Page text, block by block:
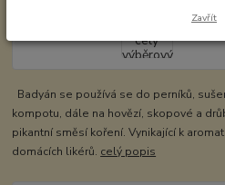
Badyán se používá se do perníků,
kompotu, dále na hovězí, skopové a
pikantní směsí koření. Vynikající k
domácích likérů. celý popis
Zavřít